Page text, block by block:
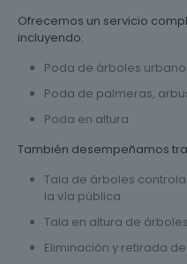
Ofrecemos un servicio
incluyendo:
Poda de árboles
Poda de palmeras,
Poda en altura
También desempeñamos
Tala de árboles
la vía pública
Tala en altura de árboles
Eliminación y retirada